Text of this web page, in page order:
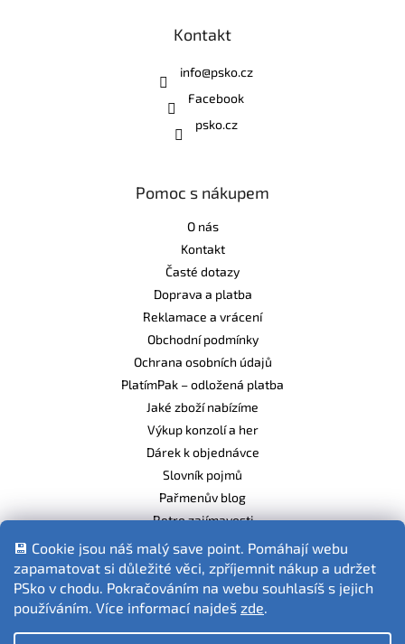
💾 Cookie jsou náš malý save point. Pomáhají webu
zapamatovat si důležité věci, zpříjemnit nákup a udržet
PSko v chodu. Pokračováním na webu souhlasíš s jejich
používáním. Více informací najdeš zde.
Kontakt
info@psko.cz
Facebook
psko.cz
Pomoc s nákupem
O nás
Kontakt
Časté dotazy
Doprava a platba
Reklamace a vrácení
Obchodní podmínky
Ochrana osobních údajů
PlatímPak – odložená platba
Jaké zboží nabízíme
Výkup konzolí a her
Dárek k objednávce
Slovník pojmů
Pařmenův blog
Retro zajímavosti
Balíme ekologicky
Fotografie produktů jsou ilustrativní.